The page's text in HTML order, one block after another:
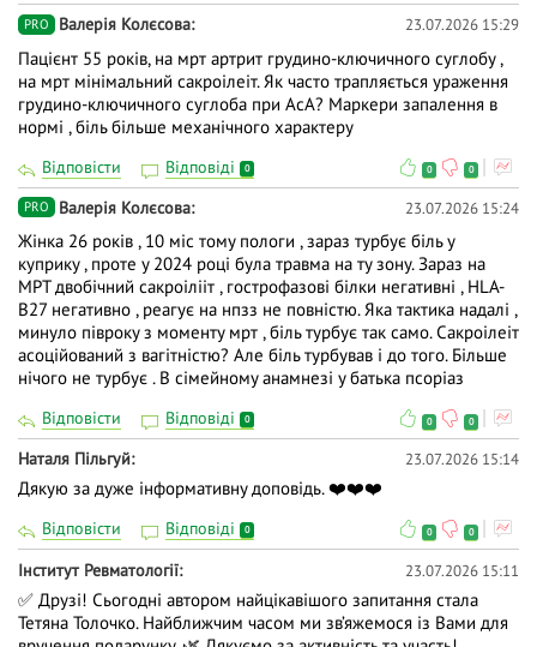
PRO Валерія Колєсова 23.07.2026 15:29
Пацієнт 55 років, на мрт артрит грудино-ключичного суглобу ,
на мрт мінімальний сакроілеіт. Як часто трапляється ураження
грудино-ключичного суглоба при АсА? Маркери запалення в
нормі , біль більше механічного характеру
Відповісти Відповіді 0 0 0
PRO Валерія Колєсова 23.07.2026 15:24
Жінка 26 років , 10 міс тому пологи , зараз турбує біль у
куприку , проте у 2024 році була травма на ту зону. Зараз на
МРТ двобічний сакроілііт , гострофазові білки негативні , HLA-
B27 негативно , реагує на нпзз не повністю. Яка тактика надалі ,
минуло півроку з моменту мрт , біль турбує так само. Сакроілеіт
асоційований з вагітністю? Але біль турбував і до того. Більше
нічого не турбує . В сімейному анамнезі у батька псоріаз
Відповісти Відповіді 0 0 0
Наталя Пільгуй 23.07.2026 15:14
Дякую за дуже інформативну доповідь. ❤️❤️❤️
Відповісти Відповіді 0 0 0
Iнститут Ревматології 23.07.2026 15:11
✅ Друзі! Сьогодні автором найцікавішого запитання стала
Тетяна Толочко. Найближчим часом ми зв’яжемося із Вами для